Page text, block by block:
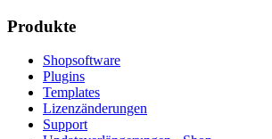
Produkte
Shopsoftware
Plugins
Templates
Lizenzänderungen
Support